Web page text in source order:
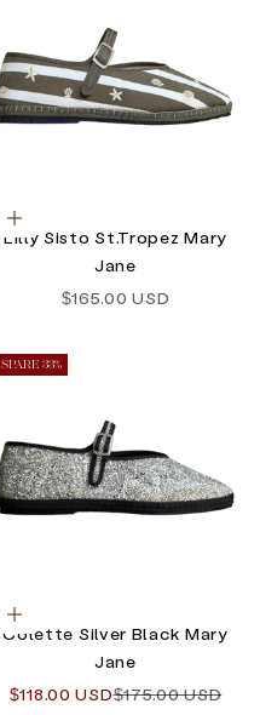
Optionen auswählen
Lilly Sisto St.Tropez Mary
Jane
Angebot
$165.00 USD
SPARE 33%
Optionen auswählen
Colette Silver Black Mary
Jane
Angebot
$118.00 USDRegulärer Preis
$175.00 USD